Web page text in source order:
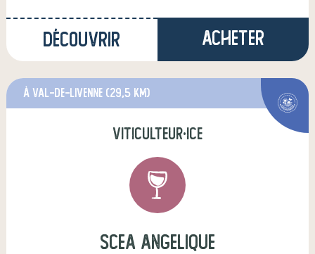
Découvrir Acheter
à Val-de-Livenne (29,5 km)
viticulteur·ice
scea angelique